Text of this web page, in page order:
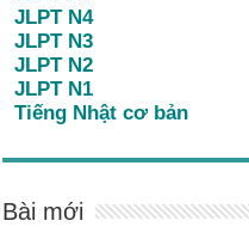
JLPT N4
JLPT N3
JLPT N2
JLPT N1
Tiếng Nhật cơ bản
Bài mới